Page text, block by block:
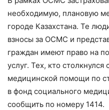
необходимую, плановую
городе Казахстана. Те
взносы за ОСМС и
граждан имеют право на
услуг. Тех, кто
медицинской помощи по
в фонд социального
сообщить по номеру 1414.